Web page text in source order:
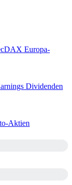
Europa-
Dividenden
Aktien